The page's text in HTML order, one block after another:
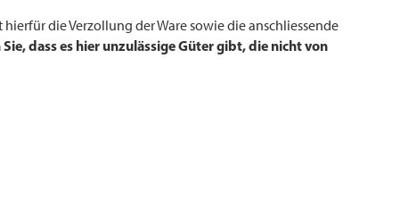
die Verzollung der Ware sowie die anschliessende
dass es hier unzulässige Güter gibt, die nicht von